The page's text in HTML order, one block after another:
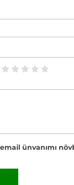
ünvanımı